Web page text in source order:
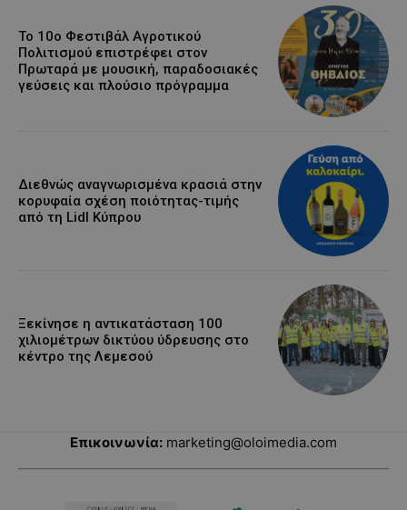
Το 10ο Φεστιβάλ Αγροτικού
Πολιτισμού επιστρέφει στον
Πρωταρά με μουσική, παραδοσιακές
γεύσεις και πλούσιο πρόγραμμα
Διεθνώς αναγνωρισμένα κρασιά στην
κορυφαία σχέση ποιότητας-τιμής
από τη Lidl Κύπρου
Ξεκίνησε η αντικατάσταση 100
χιλιομέτρων δικτύου ύδρευσης στο
κέντρο της Λεμεσού
Επικοινωνία: marketing@oloimedia.com